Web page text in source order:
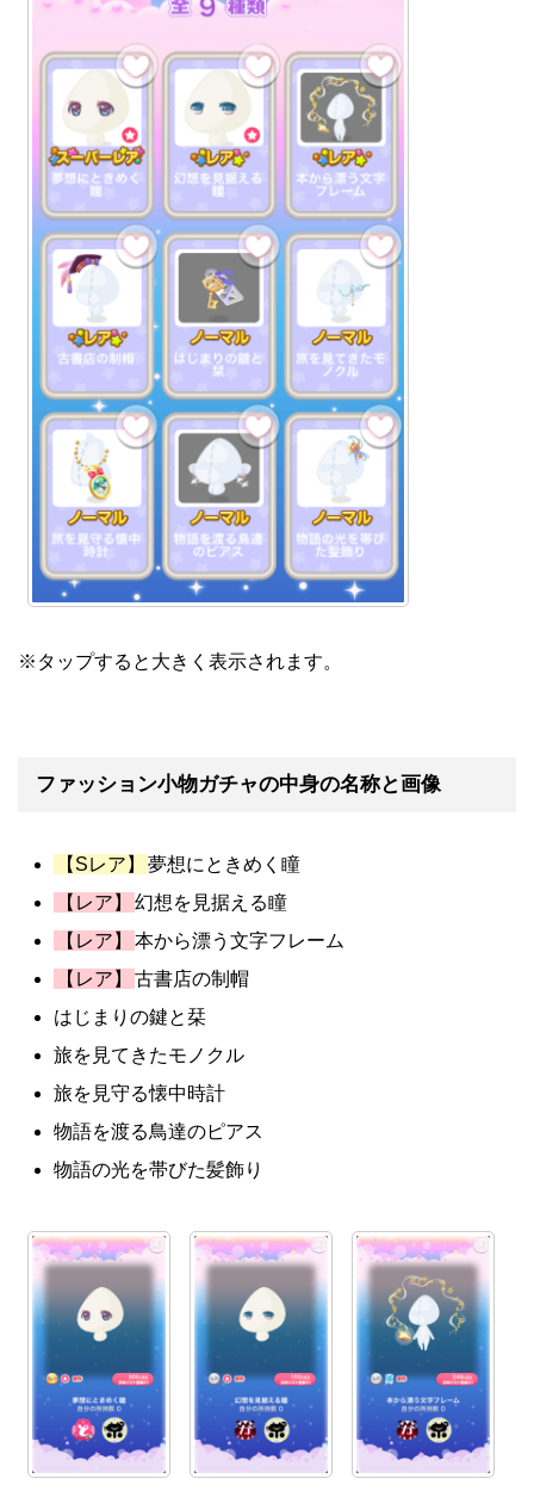
※タップすると大きく表示されます。
ファッション小物ガチャの中身の名称と画像
【Sレア】
夢想にときめく瞳
【レア】
幻想を見据える瞳
【レア】
本から漂う文字フレーム
【レア】
古書店の制帽
はじまりの鍵と栞
旅を見てきたモノクル
旅を見守る懐中時計
物語を渡る鳥達のピアス
物語の光を帯びた髪飾り